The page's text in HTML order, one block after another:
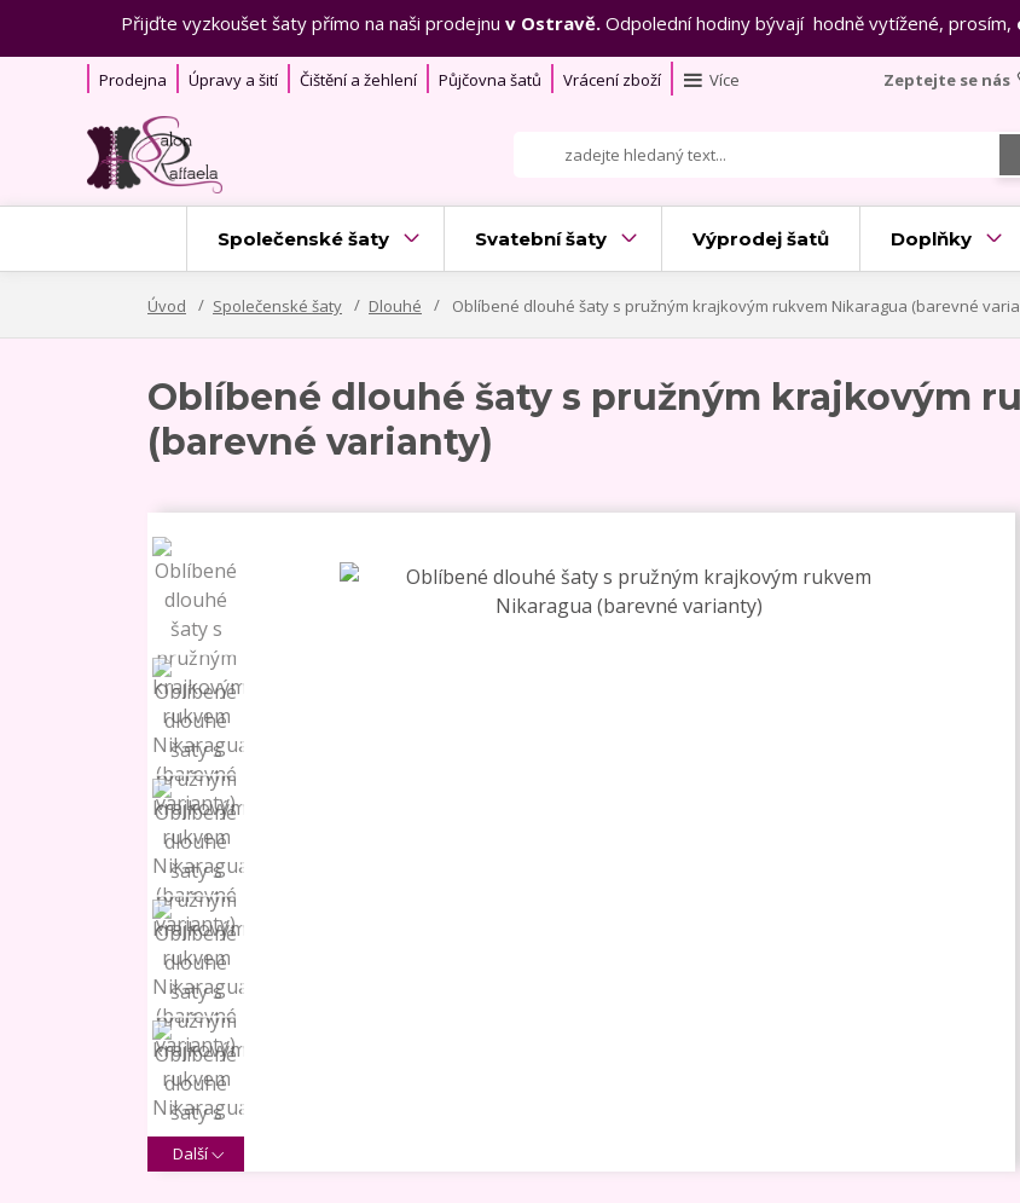
Přijďte vyzkoušet šaty přímo na naši prodejnu v Ostravě. Odpolední hodiny bývají hodně vytížené, prosím,
Prodejna Úpravy a šití Čištění a žehlení Půjčovna šatů Vrácení zboží Více Zeptejte se nás
Společenské šaty Svatební šaty Výprodej šatů Doplňky
Úvod Společenské šaty Dlouhé Oblíbené dlouhé šaty s pružným krajkovým rukvem Nikaragua (barevné
Oblíbené dlouhé šaty s pružným krajkovým
(barevné varianty)
Další